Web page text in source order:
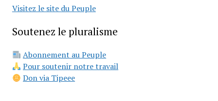
Visitez le site du Peuple
Soutenez le pluralisme
Abonnement au Peuple
Pour soutenir notre travail
Don via Tipeee